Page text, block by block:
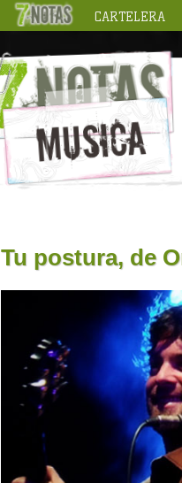
CARTELERA
Tu postura, de